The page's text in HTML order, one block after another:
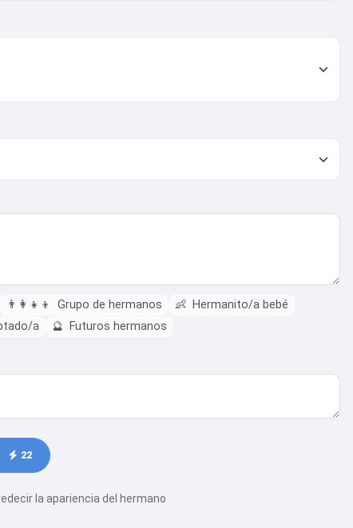
👨‍👩‍👧‍👦 Grupo de hermanos 👶 Hermanito/a bebé
a 🔮 Futuros hermanos
22
la apariencia del hermano